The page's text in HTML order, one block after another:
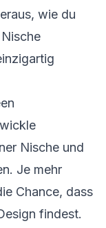
wie du
Nische und
Je mehr
Chance, dass
findest.